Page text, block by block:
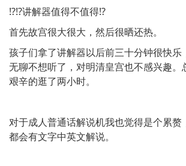
⁉️⁉️讲解器值得不值得⁉️
首先故宫很大很大，然后很晒还热。
孩子们拿了讲解器以后前三十分钟很快乐
无聊不想听了，对明清皇宫也不感兴趣。
艰辛的逛了两小时。
对于成人普通话解说机我也觉得是个累赘
都会有文字中英文解说。